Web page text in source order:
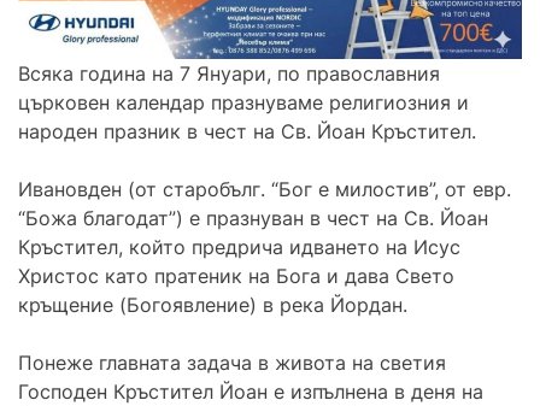
Всяка година на 7 Януари, по православния
църковен календар празнуваме религиозния и
народен празник в чест на Св. Йоан Кръстител.
Ивановден (от старобълг. “Бог е милостив”, от евр.
“Божа благодат”) е празнуван в чест на Св. Йоан
Кръстител, който предрича идването на Исус
Христос като пратеник на Бога и дава Свето
кръщение (Богоявление) в река Йордан.
Понеже главната задача в живота на светия
Господен Кръстител Йоан е изпълнена в деня на